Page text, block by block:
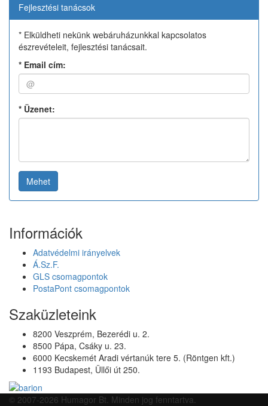
Fejlesztési tanácsok
* Elküldheti nekünk webáruházunkkal kapcsolatos
észrevételeit, fejlesztési tanácsait.
* Email cím:
* Üzenet:
Mehet
Információk
Adatvédelmi irányelvek
Á.Sz.F.
GLS csomagpontok
PostaPont csomagpontok
Szaküzleteink
8200 Veszprém, Bezerédi u. 2.
8500 Pápa, Csáky u. 23.
6000 Kecskemét Aradi vértanúk tere 5. (Röntgen kft.)
1193 Budapest, Üllői út 250.
© 2007-2026 Humagor Bt. Minden jog fenntartva.